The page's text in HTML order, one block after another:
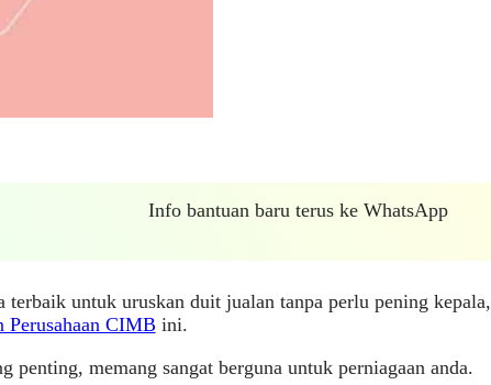
Info bantuan baru terus ke WhatsApp
terbaik untuk uruskan duit jualan tanpa perlu pening kepala,
Perusahaan CIMBini.
penting, memang sangat berguna untuk perniagaan anda.